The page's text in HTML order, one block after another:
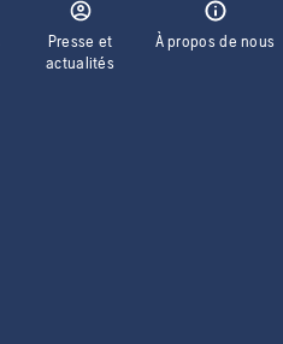
Presse et
actualités
À propos de nous